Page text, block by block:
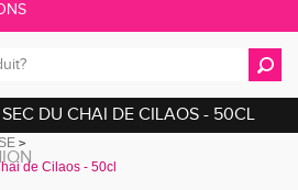
de Cilaos - 50cl
DU CHAI DE CILAOS - 50CL